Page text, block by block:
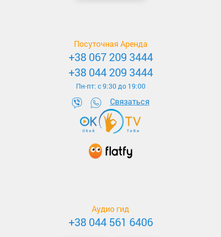
Посуточная Аренда
+38 067 209 3444
+38 044 209 3444
Пн-пт: c 9:30 до 19:00
Связаться
Аудио гид
+38 044 561 6406